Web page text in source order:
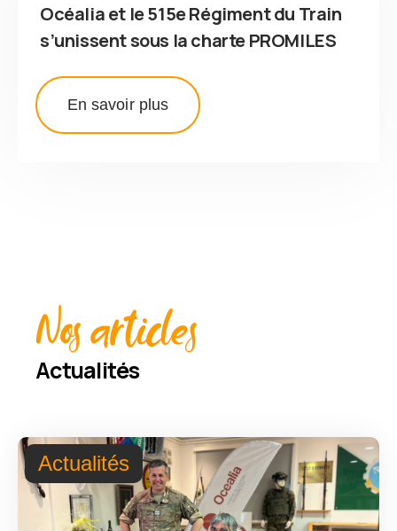
Océalia et le 515e Régiment du Train
s’unissent sous la charte PROMILES
En savoir plus
Nos articles
Actualités
Actualités